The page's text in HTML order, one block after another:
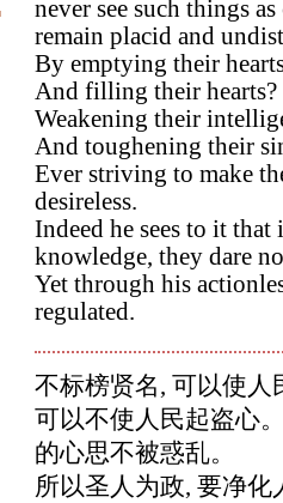
never see such things
remain placid and
By emptying their
And filling their hearts?
Weakening their
And toughening their
Ever striving to make
desireless.
Indeed he sees to it
knowledge, they dare
Yet through his
regulated.
不标榜贤名, 可以使
可以不使人民起盗心
的心思不被惑乱。
所以圣人为政, 要净